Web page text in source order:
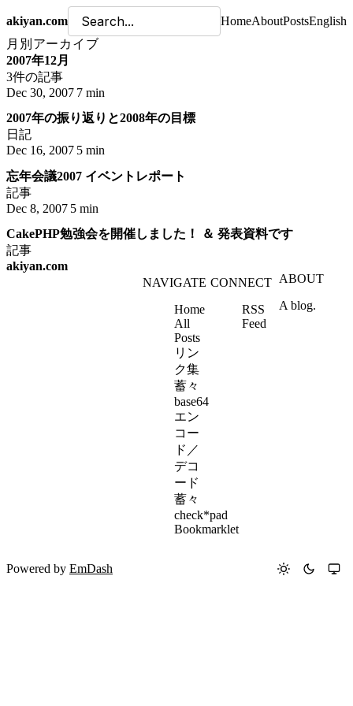
akiyan.com HomeAboutPostsEnglish
月別アーカイブ
2007年12月
3件の記事
Dec 30, 2007 7 min
2007年の振り返りと2008年の目標
日記
Dec 16, 2007 5 min
忘年会議2007 イベントレポート
記事
Dec 8, 2007 5 min
CakePHP勉強会を開催しました！ ＆ 発表資料です
記事
akiyan.com
NAVIGATE
Home
All
Posts
リン
ク集
蓄々
base64
エン
コー
ド／
デコ
ード
蓄々
check*pad
Bookmarklet
CONNECT
RSS
Feed
ABOUT
A blog.
Powered by EmDash